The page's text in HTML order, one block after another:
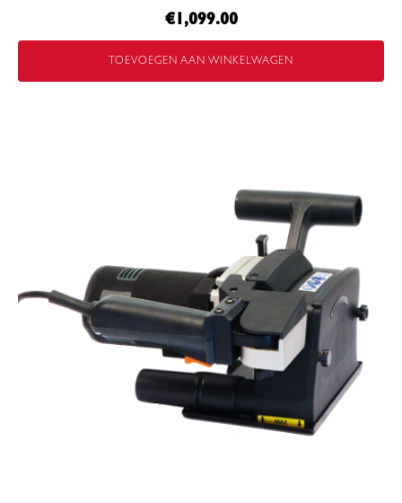
€1,099.00
TOEVOEGEN AAN WINKELWAGEN